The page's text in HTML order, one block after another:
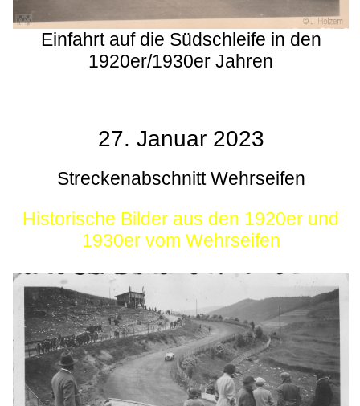
Einfahrt auf die Südschleife in den
1920er/1930er Jahren
27. Januar 2023
Streckenabschnitt Wehrseifen
Historische Bilder aus den 1920er und
1930er vom Wehrseifen